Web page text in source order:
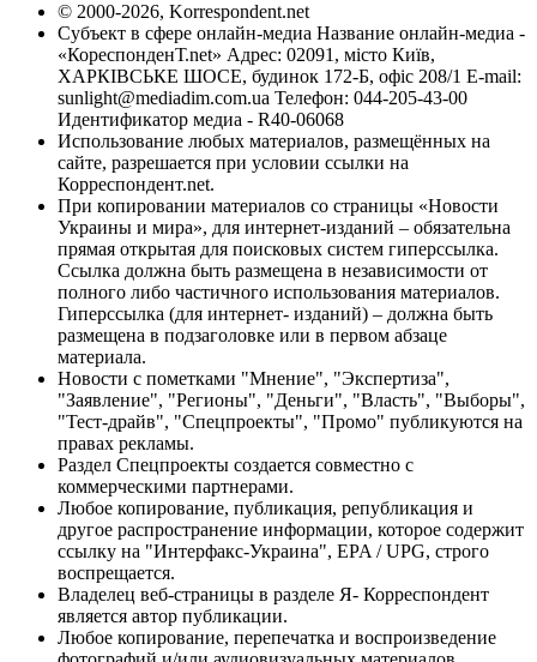
© 2000-2026, Korrespondent.net
Субъект в сфере онлайн-медиа Название онлайн-медиа -
«КореспонденТ.net» Адрес: 02091, місто Київ,
ХАРКІВСЬКЕ ШОСЕ, будинок 172-Б, офіс 208/1 E-mail:
sunlight@mediadim.com.ua Телефон: 044-205-43-00
Идентификатор медиа - R40-06068
Использование любых материалов, размещённых на
сайте, разрешается при условии ссылки на
Корреспондент.net.
При копировании материалов со страницы «Новости
Украины и мира», для интернет-изданий – обязательна
прямая открытая для поисковых систем гиперссылка.
Ссылка должна быть размещена в независимости от
полного либо частичного использования материалов.
Гиперссылка (для интернет- изданий) – должна быть
размещена в подзаголовке или в первом абзаце
материала.
Новости с пометками "Мнение", "Экспертиза",
"Заявление", "Регионы", "Деньги", "Власть", "Выборы",
"Тест-драйв", "Спецпроекты", "Промо" публикуются на
правах рекламы.
Раздел Спецпроекты создается совместно с
коммерческими партнерами.
Любое копирование, публикация, републикация и
другое распространение информации, которое содержит
ссылку на "Интерфакс-Украина", EPA / UPG, строго
воспрещается.
Владелец веб-страницы в разделе Я- Корреспондент
является автор публикации.
Любое копирование, перепечатка и воспроизведение